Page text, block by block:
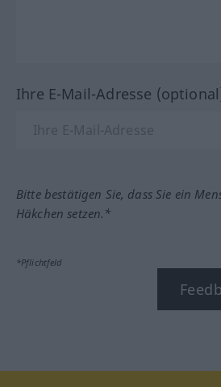
Ihre E-Mail-Adresse
Bitte bestätigen Sie, dass Sie ein
Häkchen setzen.*
*Pflichtfeld